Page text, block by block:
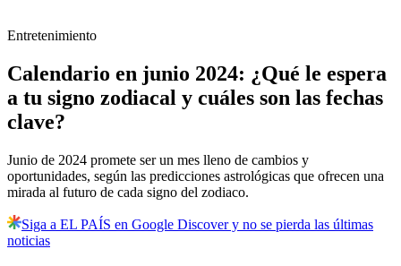
Entretenimiento
Calendario en junio 2024: ¿Qué le espera
a tu signo zodiacal y cuáles son las fechas
clave?
Junio de 2024 promete ser un mes lleno de cambios y
oportunidades, según las predicciones astrológicas que ofrecen una
mirada al futuro de cada signo del zodiaco.
Siga a EL PAÍS en Google Discover y no se pierda las últimas
noticias